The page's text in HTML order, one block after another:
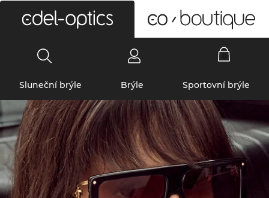
Sluneční brýle Brýle Sportovní brýle